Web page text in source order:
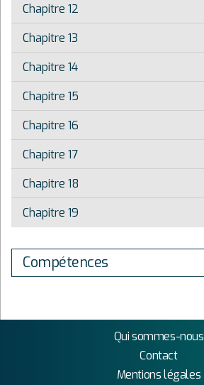
Chapitre 12
Chapitre 13
Chapitre 14
Chapitre 15
Chapitre 16
Chapitre 17
Chapitre 18
Chapitre 19
Compétences
Qui sommes-nous
Contact
Mentions légales